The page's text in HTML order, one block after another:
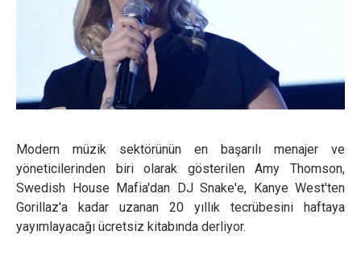
Modern müzik sektörünün en başarılı menajer ve
yöneticilerinden biri olarak gösterilen Amy Thomson,
Swedish House Mafia'dan DJ Snake'e, Kanye West'ten
Gorillaz'a kadar uzanan 20 yıllık tecrübesini haftaya
yayımlayacağı ücretsiz kitabında derliyor.